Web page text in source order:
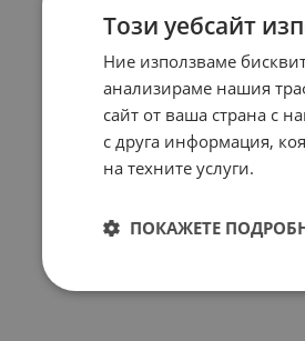
Този уебсайт
Ние използваме
анализираме нашия
сайт от ваша страна с
с друга информация,
на техните услуги.
ПОКАЖЕТЕ